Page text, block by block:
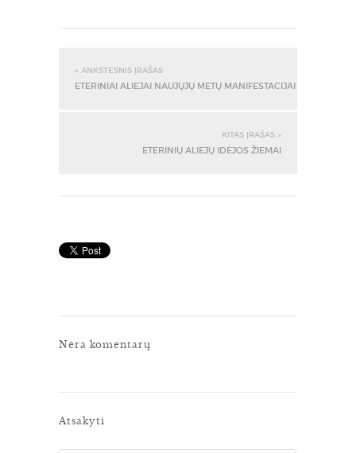
« ANKSTESNIS ĮRAŠAS
ETERINIAI ALIEJAI NAUJŲJŲ METŲ MANIFESTACIJAI
KITAS ĮRAŠAS »
ETERINIŲ ALIEJŲ IDĖJOS ŽIEMAI
Nėra komentarų
Atsakyti